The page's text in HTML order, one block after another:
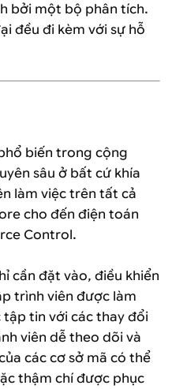
bởi một bộ phân tích.
đều đi kèm với sự hỗ
biến trong cộng
sâu ở bất cứ khía
làm việc trên tất cả
cho đến điện toán
Control.
cần đặt vào, điều khiển
trình viên được làm
tin với các thay đổi
viên dễ theo dõi và
các cơ sở mã có thể
thậm chí được phục